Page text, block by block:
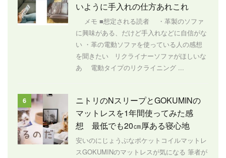
いように手入れの仕方あれこれ
メモ ■想定される読者 ・革製のソファ
に興味がある、だけど手入れなどに自信がな
い ・革の電動ソファを使っている人の感想
を聞きたい リクライナーソファがほしいな
あ 電動タイプのリクライニング ...
6
ニトリのNスリープとGOKUMINの
マットレスを1年間使ってみた感
想 最低でも20㎝厚ある寝心地
安いのにじょうぶなポケットコイルマットレ
スGOKUMINのマットレスが気になる 筆者が